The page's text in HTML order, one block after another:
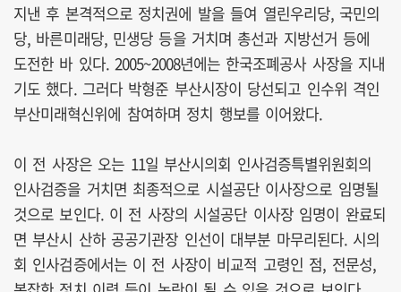
지낸 후 본격적으로 정치권에 발을 들여 열린우리당, 국민의
당, 바른미래당, 민생당 등을 거치며 총선과 지방선거 등에
도전한 바 있다. 2005~2008년에는 한국조폐공사 사장을 지내
기도 했다. 그러다 박형준 부산시장이 당선되고 인수위 격인
부산미래혁신위에 참여하며 정치 행보를 이어왔다.
이 전 사장은 오는 11일 부산시의회 인사검증특별위원회의
인사검증을 거치면 최종적으로 시설공단 이사장으로 임명될
것으로 보인다. 이 전 사장의 시설공단 이사장 임명이 완료되
면 부산시 산하 공공기관장 인선이 대부분 마무리된다. 시의
회 인사검증에서는 이 전 사장이 비교적 고령인 점, 전문성,